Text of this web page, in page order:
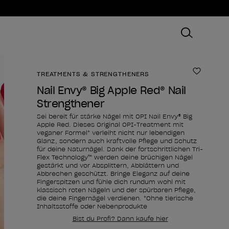
TREATMENTS & STRENGTHENERS Zur
Nail Envy® Big Apple Red® Nail
Strengthener
Sei bereit für stärke Nägel mit OPI Nail Envy® Big
Apple Red. Dieses Original OPI-Treatment mit
veganer Formel* verleiht nicht nur lebendigen
Glanz, sondern auch kraftvolle Pflege und Schutz
für deine Naturnägel. Dank der fortschrittlichen Tri-
Flex Technology™ werden deine brüchigen Nägel
gestärkt und vor Absplittern, Abblättern und
Abbrechen geschützt. Bringe Eleganz auf deine
Fingerspitzen und fühle dich rundum wohl mit
klassisch roten Nägeln und der spürbaren Pflege,
die deine Fingernägel verdienen. *Ohne tierische
Inhaltsstoffe oder Nebenprodukte
Bist du Profi? Dann kaufe hier